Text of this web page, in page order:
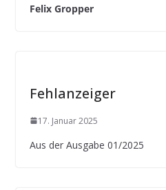
Felix Gropper
Fehlanzeiger
17. Januar 2025
Aus der Ausgabe 01/2025